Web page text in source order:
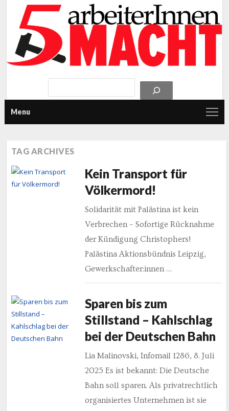
Menu
TAG ARCHIVES
Kein Transport für
Völkermord!
Solidarität mit Palästina ist kein
Verbrechen – Sofortige Rücknahme
der Kündigung Christophers!
Palästina Aktionsbündnis Leipzig,
Gewerkschafter:innen …
Sparen bis zum
Stillstand – Kahlschlag
bei der Deutschen Bahn
Lia Malinovski, Infomail 1286, 8. Juli
2025 Es ist bekannt: Die Deutsche
Bahn soll sparen. Als privatrechtlich
organisiertes Unternehmen ist sie